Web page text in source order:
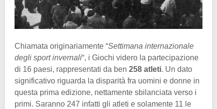
Chiamata originariamente “Settimana internazionale
degli sport invernali“, i Giochi videro la partecipazione
di 16 paesi, rappresentati da ben 258 atleti. Un dato
significativo riguarda la disparità fra uomini e donne in
questa prima edizione, nettamente sbilanciata verso i
primi. Saranno 247 infatti gli atleti e solamente 11 le